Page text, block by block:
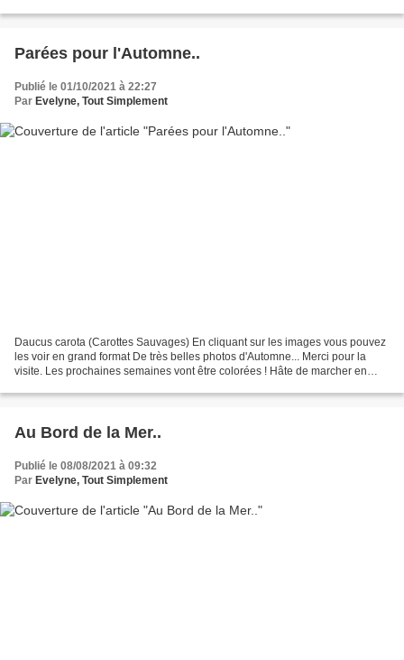
Parées pour l'Automne..
Publié le 01/10/2021 à 22:27
Par Evelyne, Tout Simplement
Daucus carota (Carottes Sauvages) En cliquant sur les images vous pouvez
les voir en grand format De très belles photos d'Automne... Merci pour la
visite. Les prochaines semaines vont être colorées ! Hâte de marcher en
Au Bord de la Mer..
Publié le 08/08/2021 à 09:32
Par Evelyne, Tout Simplement